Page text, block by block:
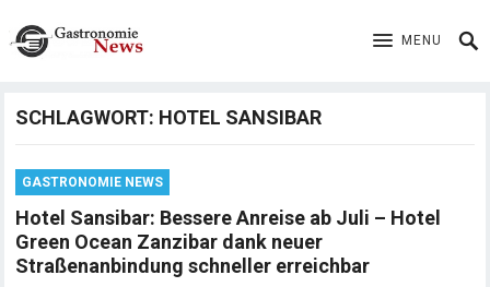
MENU
SCHLAGWORT: HOTEL SANSIBAR
GASTRONOMIE NEWS
Hotel Sansibar: Bessere Anreise ab Juli – Hotel
Green Ocean Zanzibar dank neuer
Straßenanbindung schneller erreichbar